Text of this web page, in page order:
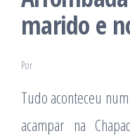
marido e
Por
Tudo aconteceu
acampar na